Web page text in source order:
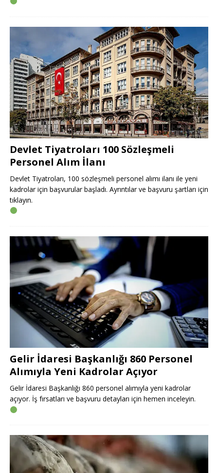
Devlet Tiyatroları 100 Sözleşmeli
Personel Alım İlanı
Devlet Tiyatroları, 100 sözleşmeli personel alımı ilanı ile yeni
kadrolar için başvurular başladı. Ayrıntılar ve başvuru şartları için
tıklayın.
Gelir İdaresi Başkanlığı 860 Personel
Alımıyla Yeni Kadrolar Açıyor
Gelir İdaresi Başkanlığı 860 personel alımıyla yeni kadrolar
açıyor. İş fırsatları ve başvuru detayları için hemen inceleyin.